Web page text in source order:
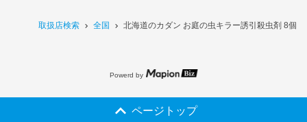
取扱店検索 全国 北海道のカダン お庭の虫キラー誘引殺虫剤 8個
Powerd by
ページトップ